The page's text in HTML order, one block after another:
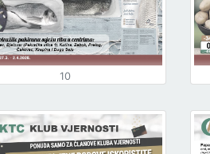
10